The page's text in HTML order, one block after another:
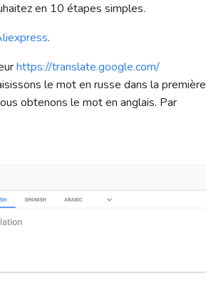
en 10 étapes simples.
.
https://translate.google.com/
le mot en russe dans la première
obtenons le mot en anglais. Par